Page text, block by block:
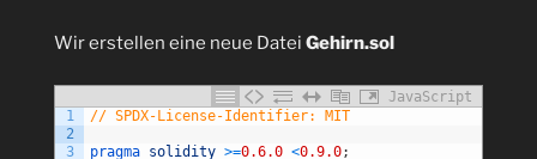
Wir erstellen eine neue Datei Gehirn.sol
JavaScript
1
2
3
// SPDX-License-Identifier: MIT
pragma solidity >=0.6.0 <0.9.0;